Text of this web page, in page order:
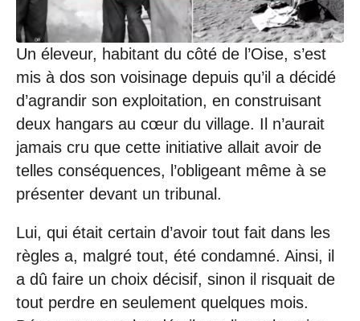
à
1
:
1
Un éleveur, habitant du côté de l’Oise, s’est
mis à dos son voisinage depuis qu’il a décidé
d’agrandir son exploitation, en construisant
deux hangars au cœur du village. Il n’aurait
jamais cru que cette initiative allait avoir de
telles conséquences, l’obligeant même à se
présenter devant un tribunal.
Lui, qui était certain d’avoir tout fait dans les
règles a, malgré tout, été condamné. Ainsi, il
a dû faire un choix décisif, sinon il risquait de
tout perdre en seulement quelques mois.